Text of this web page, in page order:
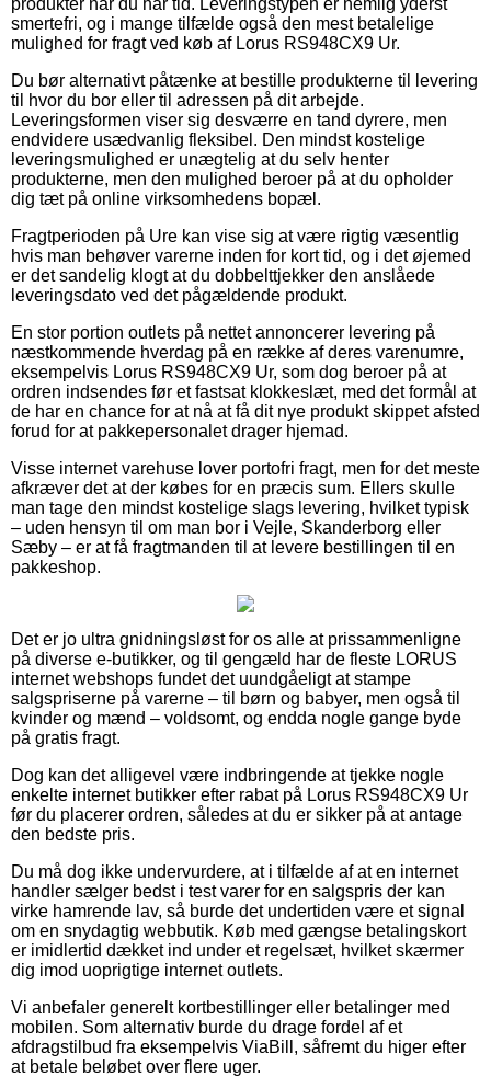
smertefri, og i mange tilfælde også den mest betalelige
mulighed for fragt ved køb af Lorus RS948CX9 Ur.
Du bør alternativt påtænke at bestille produkterne til levering
til hvor du bor eller til adressen på dit arbejde.
Leveringsformen viser sig desværre en tand dyrere, men
endvidere usædvanlig fleksibel. Den mindst kostelige
leveringsmulighed er unægtelig at du selv henter
produkterne, men den mulighed beroer på at du opholder
dig tæt på online virksomhedens bopæl.
Fragtperioden på Ure kan vise sig at være rigtig væsentlig
hvis man behøver varerne inden for kort tid, og i det øjemed
er det sandelig klogt at du dobbelttjekker den anslåede
leveringsdato ved det pågældende produkt.
En stor portion outlets på nettet annoncerer levering på
næstkommende hverdag på en række af deres varenumre,
eksempelvis Lorus RS948CX9 Ur, som dog beroer på at
ordren indsendes før et fastsat klokkeslæt, med det formål at
de har en chance for at nå at få dit nye produkt skippet afsted
forud for at pakkepersonalet drager hjemad.
Visse internet varehuse lover portofri fragt, men for det meste
afkræver det at der købes for en præcis sum. Ellers skulle
man tage den mindst kostelige slags levering, hvilket typisk
– uden hensyn til om man bor i Vejle, Skanderborg eller
Sæby – er at få fragtmanden til at levere bestillingen til en
pakkeshop.
Det er jo ultra gnidningsløst for os alle at prissammenligne
på diverse e-butikker, og til gengæld har de fleste LORUS
internet webshops fundet det uundgåeligt at stampe
salgspriserne på varerne – til børn og babyer, men også til
kvinder og mænd – voldsomt, og endda nogle gange byde
på gratis fragt.
Dog kan det alligevel være indbringende at tjekke nogle
enkelte internet butikker efter rabat på Lorus RS948CX9 Ur
før du placerer ordren, således at du er sikker på at antage
den bedste pris.
Du må dog ikke undervurdere, at i tilfælde af at en internet
handler sælger bedst i test varer for en salgspris der kan
virke hamrende lav, så burde det undertiden være et signal
om en snydagtig webbutik. Køb med gængse betalingskort
er imidlertid dækket ind under et regelsæt, hvilket skærmer
dig imod uoprigtige internet outlets.
Vi anbefaler generelt kortbestillinger eller betalinger med
mobilen. Som alternativ burde du drage fordel af et
afdragstilbud fra eksempelvis ViaBill, såfremt du higer efter
at betale beløbet over flere uger.